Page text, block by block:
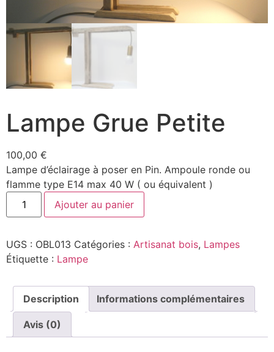
Lampe Grue Petite
100,00 €
Lampe d’éclairage à poser en Pin. Ampoule ronde ou
flamme type E14 max 40 W ( ou équivalent )
Ajouter au panier
UGS : OBL013 Catégories : Artisanat bois, Lampes
Étiquette : Lampe
Description Informations complémentaires
Avis (0)